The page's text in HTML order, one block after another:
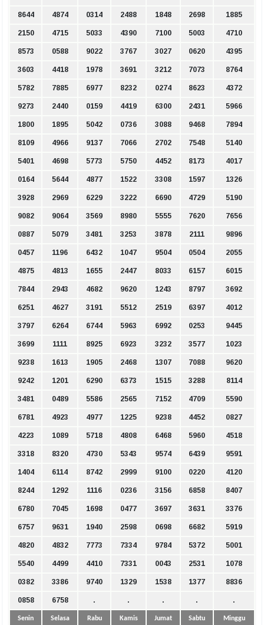
8644 4874 0314 2488 1848 2698 1885
2150 4715 5033 4390 7100 5003 4710
8573 0588 9022 3767 3027 0620 4395
3603 4418 1978 3691 3212 7073 8764
5782 7885 6977 8232 0274 8623 4372
9273 2440 0159 4419 6300 2431 5966
1800 1895 5042 0736 3088 9468 7894
8109 4966 9137 7066 2702 7548 5140
5401 4698 5773 5750 4452 8173 4017
0164 5644 4877 1522 3308 1597 1326
3928 2969 6229 3222 6690 4729 5190
9082 9064 3569 8980 5555 7620 7656
0887 5079 3481 3253 3878 2111 9896
0457 1196 6432 1047 9504 0504 2055
4875 4813 1655 2447 8033 6157 6015
7844 2943 4682 9620 1243 8797 3692
6251 4627 3191 5512 2519 6397 4012
3797 6264 6744 5963 6992 0253 9445
3699 1111 8925 6923 3232 3577 1023
9238 1613 1905 2468 1307 7088 9620
9242 1201 6290 6373 1515 3288 8114
3481 0489 5586 2565 7152 4709 5590
6781 4923 4977 1225 9238 4452 0827
4223 1089 5718 4808 6468 5960 4518
3318 8320 4730 5343 9574 6439 9591
1404 6114 8742 2999 9100 0220 4120
8244 1292 1116 0236 3156 6858 8407
6780 7045 1698 0477 3697 3631 3376
6757 9631 1940 2598 0698 6682 5919
4820 4832 7773 7334 9784 5372 5001
5540 4499 4410 7331 0043 2531 1078
0382 3386 9740 1329 1538 1377 8836
0858 6758 . . . . .
Senin Selasa Rabu Kamis Jumat Sabtu Minggu